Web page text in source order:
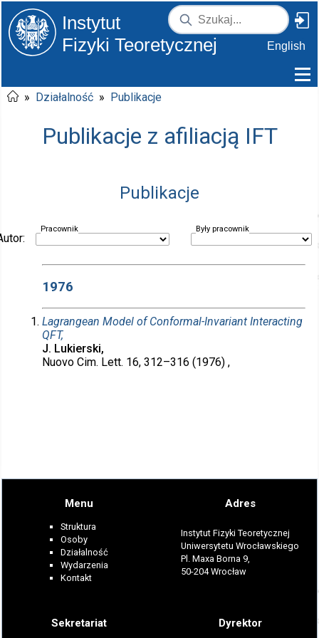
Instytut
Fizyki Teoretycznej
English
» Działalność » Publikacje
Publikacje z afiliacją IFT
Publikacje
Pracownik Były pracownik
1976
Lagrangean Model of Conformal-Invariant Interacting
QFT,
J. Lukierski,
Nuovo Cim. Lett. 16, 312–316 (1976) ,
Menu
Struktura
Osoby
Działalność
Wydarzenia
Kontakt
Adres
Instytut Fizyki Teoretycznej
Uniwersytetu Wrocławskiego
Pl. Maxa Borna 9,
50-204 Wrocław
Sekretariat Dyrektor